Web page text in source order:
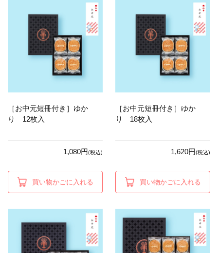
［お中元短冊付き］ゆか
り 12枚入
1,080円(税込)
買い物かごに入れる
［お中元短冊付き］ゆか
り 18枚入
1,620円(税込)
買い物かごに入れる